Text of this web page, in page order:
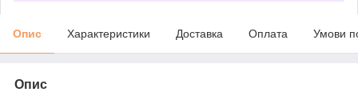
Опис Характеристики Доставка Оплата Умови
Опис